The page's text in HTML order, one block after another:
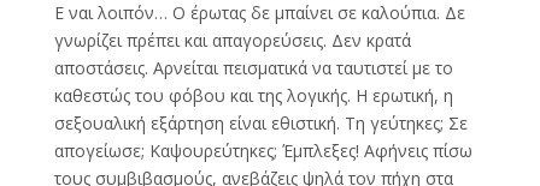
Ε ναι λοιπόν… Ο έρωτας δε μπαίνει σε καλούπια. Δε
γνωρίζει πρέπει και απαγορεύσεις. Δεν κρατά
αποστάσεις. Αρνείται πεισματικά να ταυτιστεί με το
καθεστώς του φόβου και της λογικής. Η ερωτική, η
σεξουαλική εξάρτηση είναι εθιστική. Τη γεύτηκες; Σε
απογείωσε; Καψουρεύτηκες; Έμπλεξες! Αφήνεις πίσω
τους συμβιβασμούς, ανεβάζεις ψηλά τον πήχη στα